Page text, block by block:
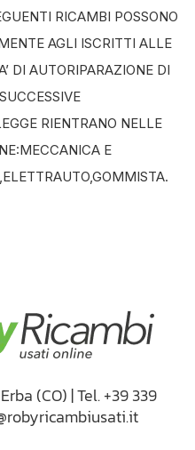
RICAMBI POSSONO
AGLI ISCRITTI ALLE
DI AUTORIPARAZIONE DI
RIENTRANO NELLE
E
(CO) | Tel. +39 339